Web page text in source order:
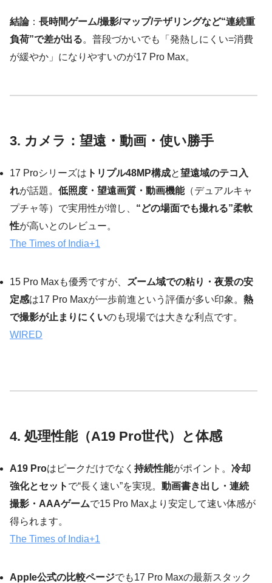
結論： 長時間ゲーム/撮影/マップ/テザリングなど“連続重
負荷”で差が出る。普段づかいでも「発熱しにくい=消費
が緩やか」になりやすいのが17 Pro Max。
3. カメラ：望遠・動画・使い勝手
17 Proシリーズは トリプル48MP構成と望遠域のテコ入
れが話題。 低照度・望遠画質・動画機能（デュアルキャ
プチャ等）で実用性が増し、 “どの場面でも撮れる”柔軟
性が高いとのレビュー。
The Times of India+1
15 Pro Maxも優秀ですが、
ズーム域での粘り・夜景の安
定感は17 Pro Maxが一歩前進という評価が多い印象。 熱
で撮影が止まりにくいのも現場では大きな利点です。
WIRED
4. 処理性能（A19 Pro世代）と体感
A19 Proはピークだけでなく 持続性能がポイント。 冷却
強化とセット で“長く速い”を実現。 動画書き出し・連続
撮影・AAAゲームで15 Pro Maxより安定して速い体感が
得られます。
The Times of India+1
Apple公式の比較ページでも17 Pro Maxの最新スタック